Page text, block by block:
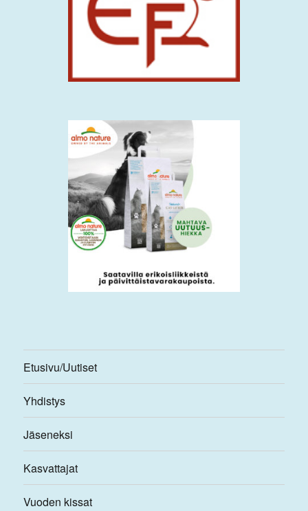
Etusivu/Uutiset
Yhdistys
Jäseneksi
Kasvattajat
Vuoden kissat